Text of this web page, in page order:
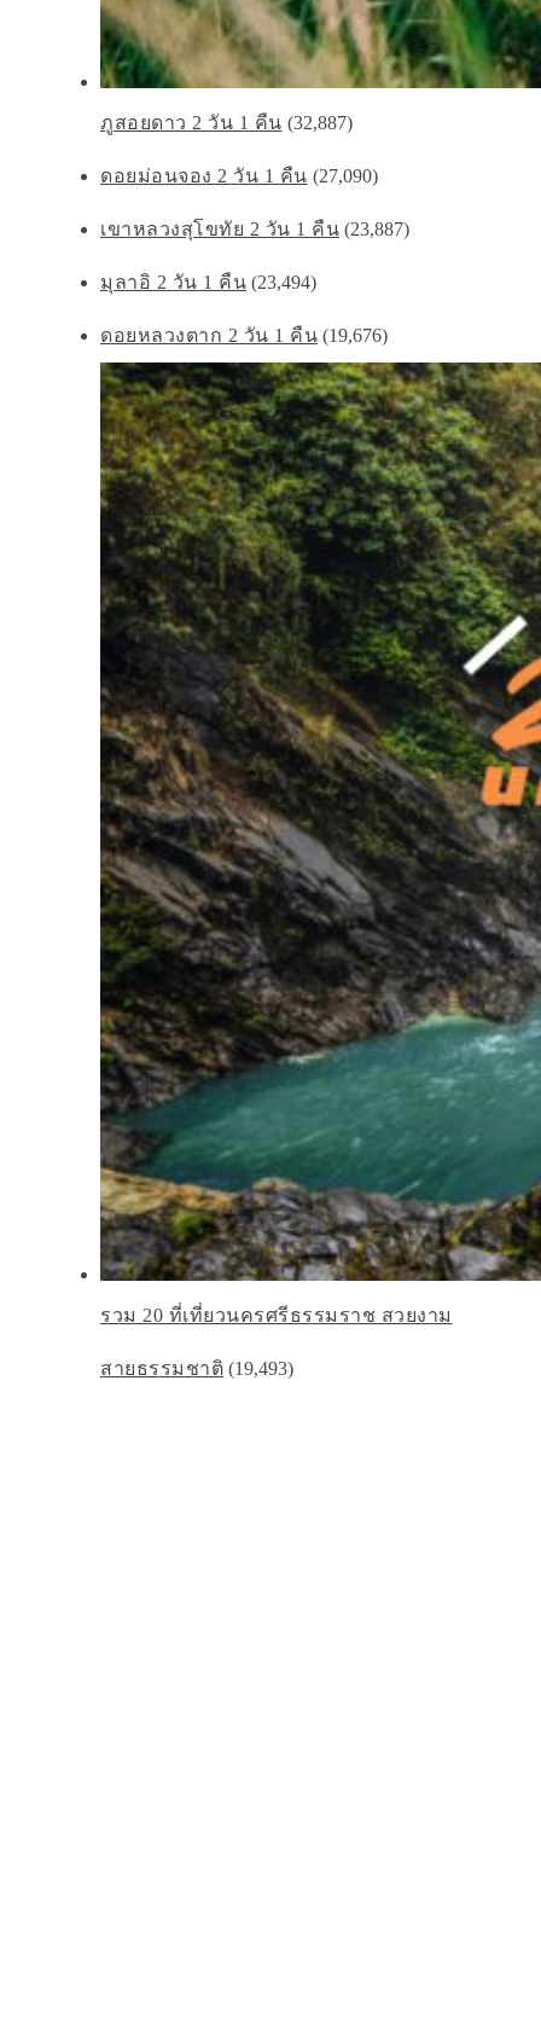
ภูสอยดาว 2 วัน 1 คืน (32,887)
ดอยม่อนจอง 2 วัน 1 คืน (27,090)
เขาหลวงสุโขทัย 2 วัน 1 คืน (23,887)
มุลาอิ 2 วัน 1 คืน (23,494)
ดอยหลวงตาก 2 วัน 1 คืน (19,676)
รวม 20 ที่เที่ยวนครศรีธรรมราช สวยงาม
สายธรรมชาติ (19,493)